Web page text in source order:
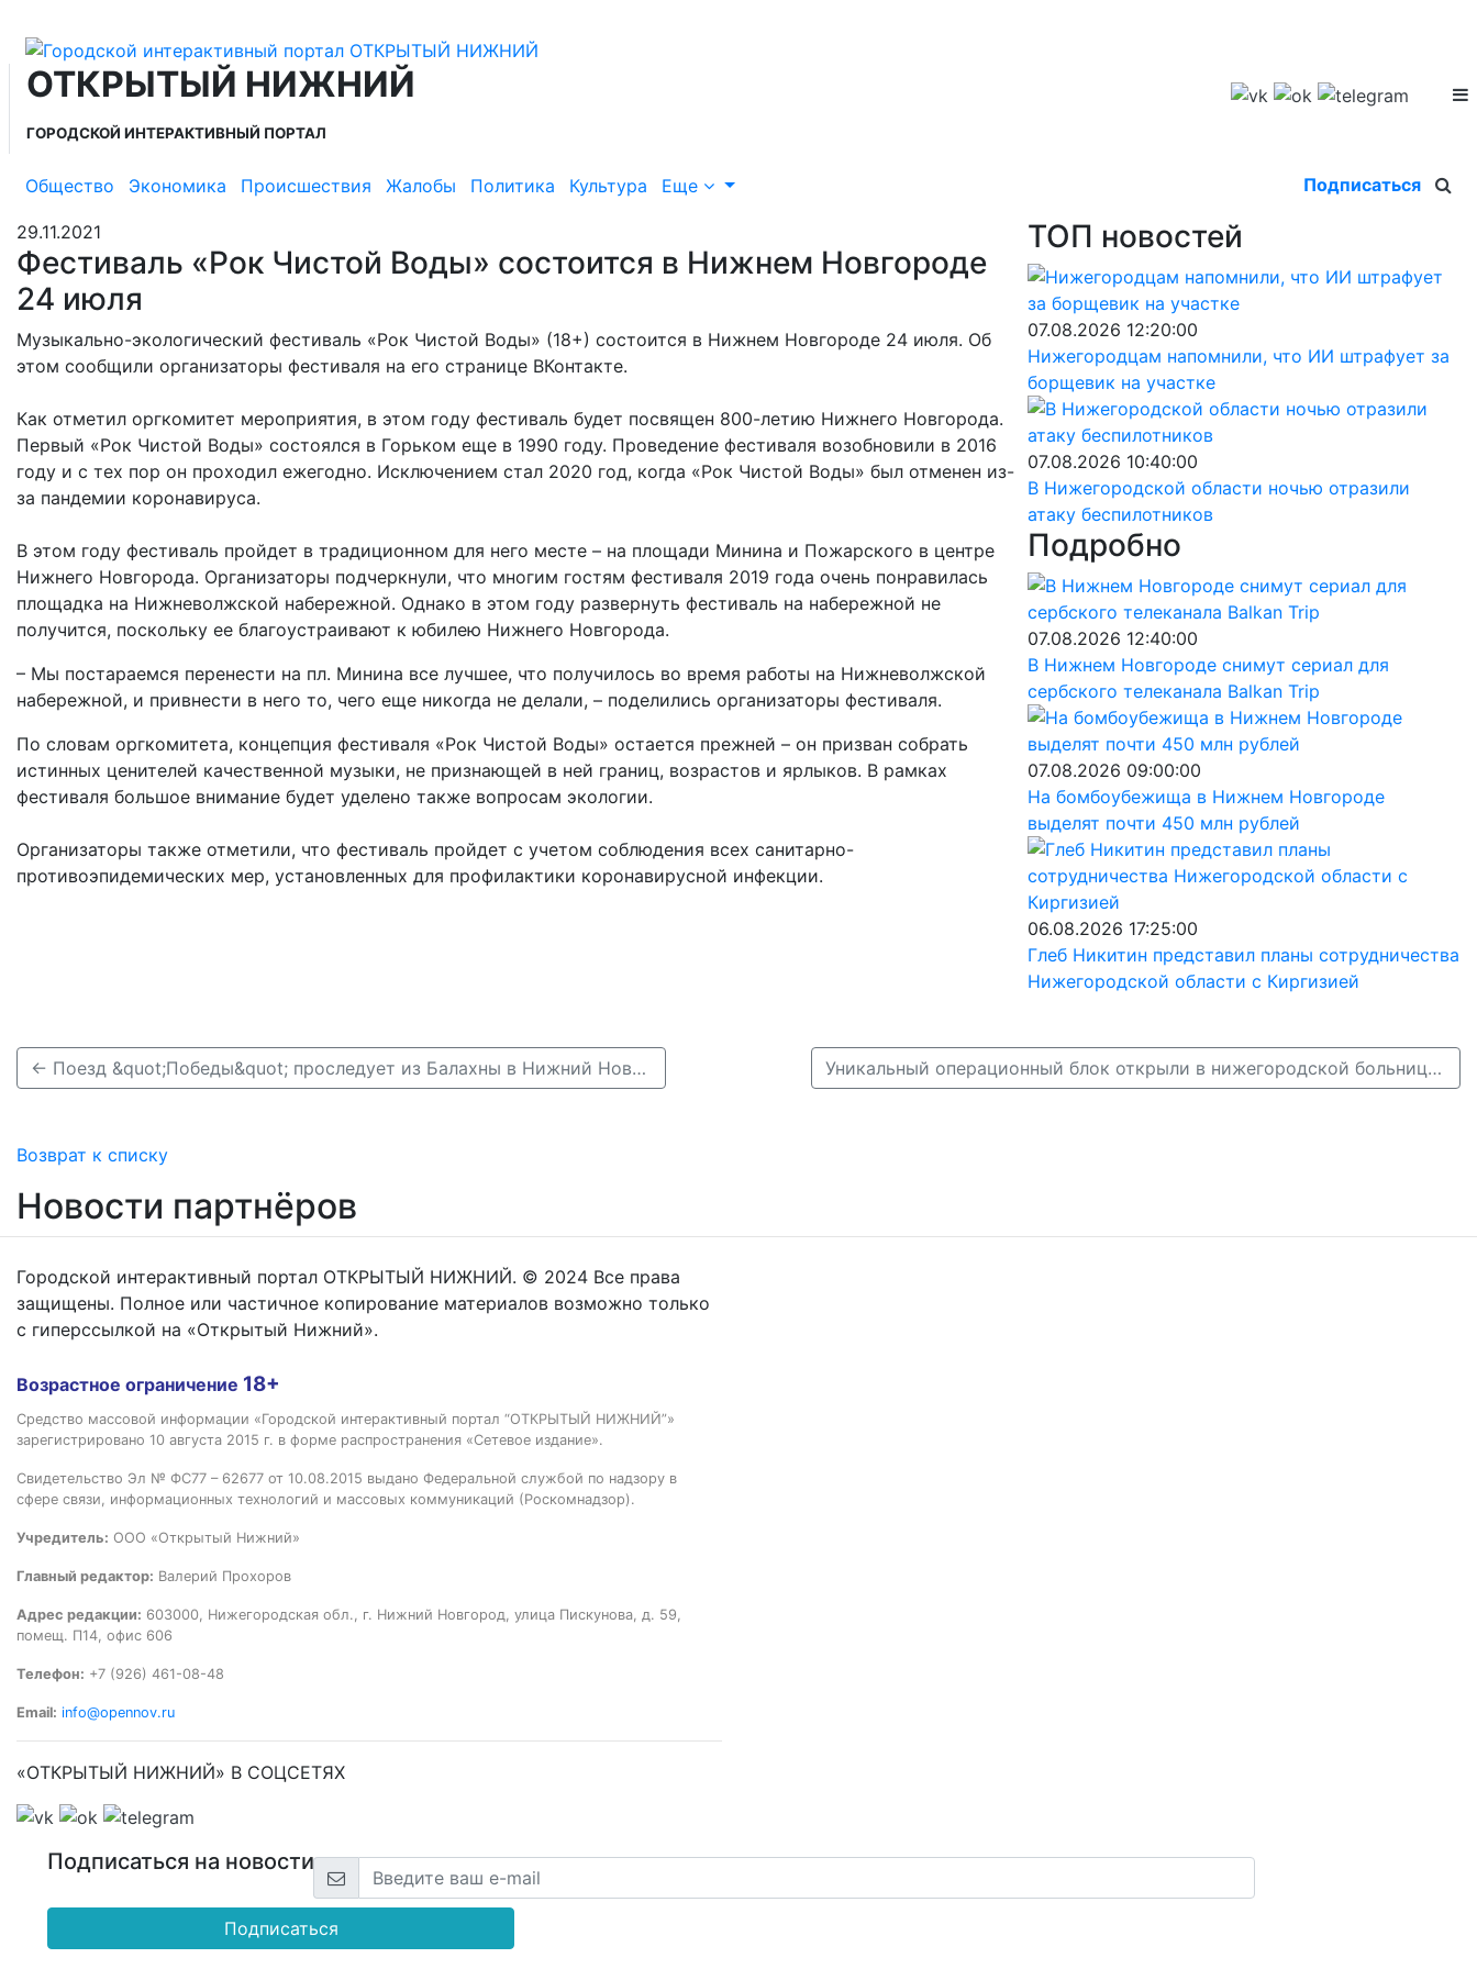
ОТКРЫТЫЙ НИЖНИЙ
ГОРОДСКОЙ ИНТЕРАКТИВНЫЙ ПОРТАЛ
Общество Экономика Происшествия Жалобы Политика Культура Еще Подписаться
29.11.2021
Фестиваль «Рок Чистой Воды» состоится в Нижнем Новгороде
24 июля
Музыкально-экологический фестиваль «Рок Чистой Воды» (18+) состоится в Нижнем Новгороде 24 июля. Об
этом сообщили организаторы фестиваля на его странице ВКонтакте.
Как отметил оргкомитет мероприятия, в этом году фестиваль будет посвящен 800-летию Нижнего Новгорода.
Первый «Рок Чистой Воды» состоялся в Горьком еще в 1990 году. Проведение фестиваля возобновили в 2016
году и с тех пор он проходил ежегодно. Исключением стал 2020 год, когда «Рок Чистой Воды» был отменен из-
за пандемии коронавируса.
В этом году фестиваль пройдет в традиционном для него месте – на площади Минина и Пожарского в центре
Нижнего Новгорода. Организаторы подчеркнули, что многим гостям фестиваля 2019 года очень понравилась
площадка на Нижневолжской набережной. Однако в этом году развернуть фестиваль на набережной не
получится, поскольку ее благоустраивают к юбилею Нижнего Новгорода.
– Мы постараемся перенести на пл. Минина все лучшее, что получилось во время работы на Нижневолжской
набережной, и привнести в него то, чего еще никогда не делали, – поделились организаторы фестиваля.
По словам оргкомитета, концепция фестиваля «Рок Чистой Воды» остается прежней – он призван собрать
истинных ценителей качественной музыки, не признающей в ней границ, возрастов и ярлыков. В рамках
фестиваля большое внимание будет уделено также вопросам экологии.
Организаторы также отметили, что фестиваль пройдет с учетом соблюдения всех санитарно-
противоэпидемических мер, установленных для профилактики коронавирусной инфекции.
ТОП новостей
07.08.2026 12:20:00
Нижегородцам напомнили, что ИИ штрафует за
борщевик на участке
07.08.2026 10:40:00
В Нижегородской области ночью отразили
атаку беспилотников
Подробно
07.08.2026 12:40:00
В Нижнем Новгороде снимут сериал для
сербского телеканала Balkan Trip
07.08.2026 09:00:00
На бомбоубежища в Нижнем Новгороде
выделят почти 450 млн рублей
06.08.2026 17:25:00
Глеб Никитин представил планы сотрудничества
Нижегородской области с Киргизией
← Поезд &quot;Победы&quot; проследует из Балахны в Нижний Новгород в День Победы Уникальный операционный блок открыли в нижегородской больнице №3 →
Возврат к списку
Новости партнёров
Городской интерактивный портал ОТКРЫТЫЙ НИЖНИЙ. © 2024 Все права
защищены. Полное или частичное копирование материалов возможно только
с гиперссылкой на «Открытый Нижний».
Возрастное ограничение 18+
Средство массовой информации «Городской интерактивный портал “ОТКРЫТЫЙ НИЖНИЙ”»
зарегистрировано 10 августа 2015 г. в форме распространения «Сетевое издание».
Свидетельство Эл № ФС77 – 62677 от 10.08.2015 выдано Федеральной службой по надзору в
сфере связи, информационных технологий и массовых коммуникаций (Роскомнадзор).
Учредитель: ООО «Открытый Нижний»
Главный редактор: Валерий Прохоров
Адрес редакции: 603000, Нижегородская обл., г. Нижний Новгород, улица Пискунова, д. 59,
помещ. П14, офис 606
Телефон: +7 (926) 461-08-48
Email: info@opennov.ru
«ОТКРЫТЫЙ НИЖНИЙ» В СОЦСЕТЯХ
Подписаться на новости
Подписаться